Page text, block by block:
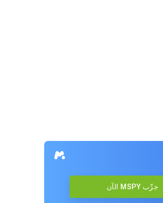
جرِّب MSPY الآن